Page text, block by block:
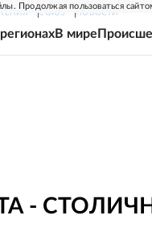
Продолжая пользоваться
СОЮЗ НОВОСТИ
В мире
-